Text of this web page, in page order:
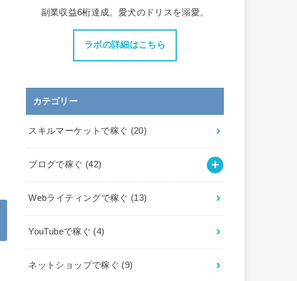
副業収益6桁達成。愛犬のドリスを溺愛。
ラボの詳細はこちら
カテゴリー
スキルマーケットで稼ぐ (20)
ブログで稼ぐ (42)
Webライティングで稼ぐ (13)
YouTubeで稼ぐ (4)
ネットショップで稼ぐ (9)